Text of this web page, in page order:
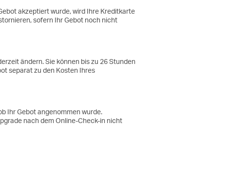
akzeptiert wurde, wird Ihre Kreditkarte
sofern Ihr Gebot noch nicht
ändern. Sie können bis zu 26 Stunden
separat zu den Kosten Ihres
Ihr Gebot angenommen wurde.
nach dem Online-Check-in nicht